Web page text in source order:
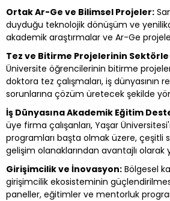
Ortak Ar-Ge ve Bilimsel Projeler:
duyduğu teknolojik dönüşüm ve
akademik araştırmalar ve Ar-Ge
Tez ve Bitirme Projelerinin Sektörle
Üniversite öğrencilerinin bitirme
doktora tez çalışmaları, iş dünyasının
sorunlarına çözüm üretecek şekilde
İş Dünyasına Akademik Eğitim
üye firma çalışanları, Yaşar
programları başta olmak üzere, çeşitli
gelişim olanaklarından avantajlı olarak
Girişimcilik ve İnovasyon: Bölgesel
girişimcilik ekosisteminin
paneller, eğitimler ve mentorluk